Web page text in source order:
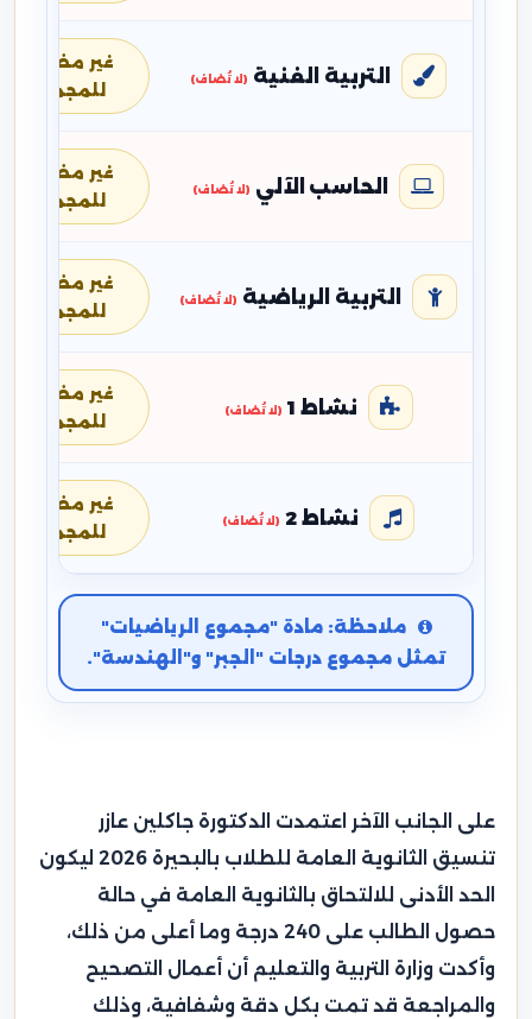
التربية الفنية (لا تُضاف)
غير مضافة
للمجموع
الحاسب الآلي (لا تُضاف)
غير مضافة
للمجموع
التربية الرياضية (لا تُضاف)
غير مضافة
للمجموع
نشاط 1 (لا تُضاف)
غير مضافة
للمجموع
نشاط 2 (لا تُضاف)
غير مضافة
للمجموع
ملاحظة: مادة "مجموع الرياضيات"
تمثل مجموع درجات "الجبر" و"الهندسة".
على الجانب الآخر اعتمدت الدكتورة جاكلين عازر
تنسيق الثانوية العامة للطلاب بالبحيرة 2026 ليكون
الحد الأدنى للالتحاق بالثانوية العامة في حالة
حصول الطالب على 240 درجة وما أعلى من ذلك،
وأكدت وزارة التربية والتعليم أن أعمال التصحيح
والمراجعة قد تمت بكل دقة وشفافية، وذلك